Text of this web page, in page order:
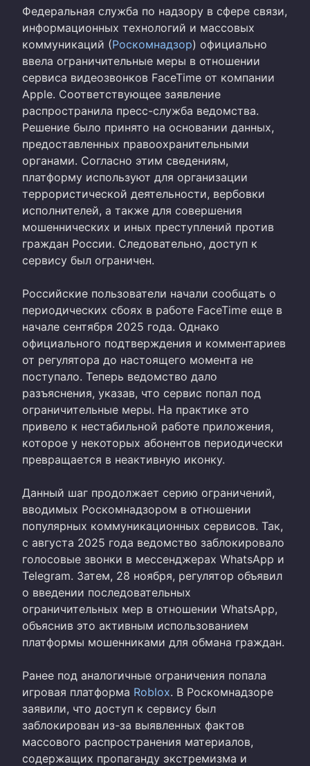
Федеральная служба по надзору в сфере связи,
информационных технологий и массовых
коммуникаций (Роскомнадзор) официально
ввела ограничительные меры в отношении
сервиса видеозвонков FaceTime от компании
Apple. Соответствующее заявление
распространила пресс-служба ведомства.
Решение было принято на основании данных,
предоставленных правоохранительными
органами. Согласно этим сведениям,
платформу используют для организации
террористической деятельности, вербовки
исполнителей, а также для совершения
мошеннических и иных преступлений против
граждан России. Следовательно, доступ к
сервису был ограничен.
Российские пользователи начали сообщать о
периодических сбоях в работе FaceTime еще в
начале сентября 2025 года. Однако
официального подтверждения и комментариев
от регулятора до настоящего момента не
поступало. Теперь ведомство дало
разъяснения, указав, что сервис попал под
ограничительные меры. На практике это
привело к нестабильной работе приложения,
которое у некоторых абонентов периодически
превращается в неактивную иконку.
Данный шаг продолжает серию ограничений,
вводимых Роскомнадзором в отношении
популярных коммуникационных сервисов. Так,
с августа 2025 года ведомство заблокировало
голосовые звонки в мессенджерах WhatsApp и
Telegram. Затем, 28 ноября, регулятор объявил
о введении последовательных
ограничительных мер в отношении WhatsApp,
объяснив это активным использованием
платформы мошенниками для обмана граждан.
Ранее под аналогичные ограничения попала
игровая платформа Roblox. В Роскомнадзоре
заявили, что доступ к сервису был
заблокирован из-за выявленных фактов
массового распространения материалов,
содержащих пропаганду экстремизма и